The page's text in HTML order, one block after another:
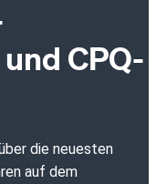
CPQ-
die neuesten
auf dem